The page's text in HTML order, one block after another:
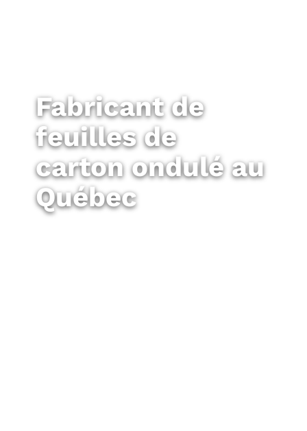
Fabricant de
feuilles de
carton ondulé au
Québec